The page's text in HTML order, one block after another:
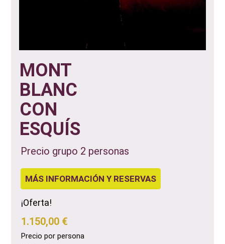
MONT
BLANC
CON
ESQUÍS
Precio grupo 2 personas
MÁS INFORMACIÓN Y RESERVAS
¡Oferta!
1.150,00 €
Precio por persona